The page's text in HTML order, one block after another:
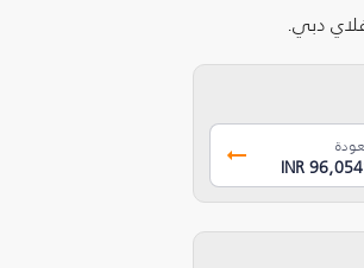
دبي.
INR 96,054